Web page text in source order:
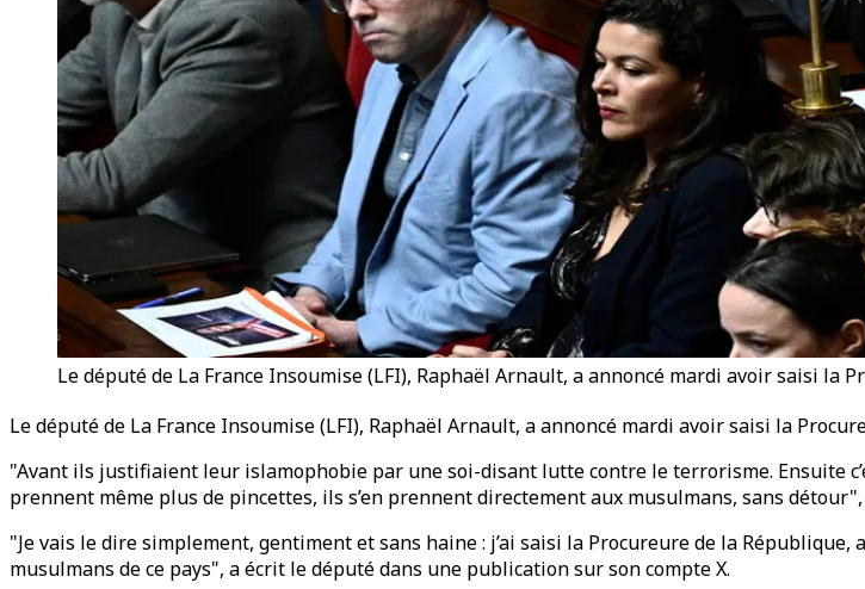
Le député de La France Insoumise (LFI), Raphaël Arnault, a annoncé mardi avoir saisi la
Le député de La France Insoumise (LFI), Raphaël Arnault, a annoncé mardi avoir saisi la
"Avant ils justifiaient leur islamophobie par une soi-disant lutte contre le terrorisme. Ensuite
prennent même plus de pincettes, ils s’en prennent directement aux musulmans, sans
"Je vais le dire simplement, gentiment et sans haine : j’ai saisi la Procureure de la
musulmans de ce pays", a écrit le député dans une publication sur son compte X.